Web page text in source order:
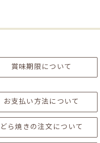
賞味期限について
お支払い方法について
どら焼きの注文について